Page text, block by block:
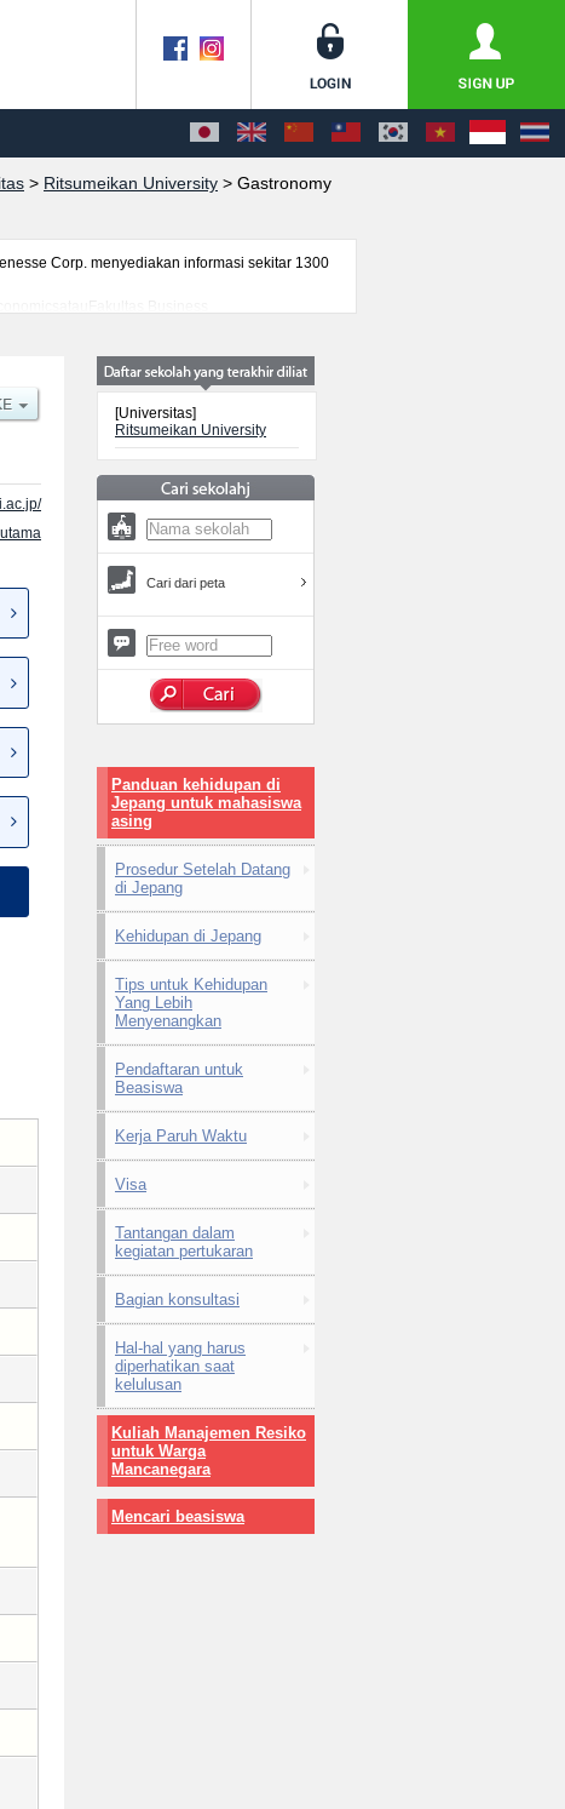
> Ritsumeikan University > Gastronomy
Corp. menyediakan informasi sekitar 1300
Business
serta berbagai informasi yang berguna bagi
informasi mengenai ujian masuk, prasarana
[Universitas]
Ritsumeikan University
Cari dari peta
Panduan kehidupan di
Jepang untuk mahasiswa
asing
Prosedur Setelah Datang
di Jepang
Kehidupan di Jepang
Tips untuk Kehidupan
Yang Lebih
Menyenangkan
Pendaftaran untuk
Beasiswa
Kerja Paruh Waktu
Visa
Tantangan dalam
kegiatan pertukaran
Bagian konsultasi
Hal-hal yang harus
diperhatikan saat
kelulusan
Kuliah Manajemen Resiko
untuk Warga
Mancanegara
Mencari beasiswa